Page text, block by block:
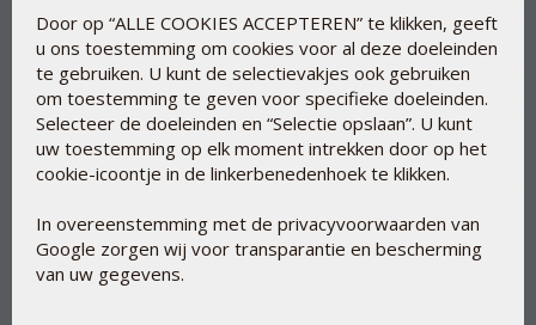
Door op “ALLE COOKIES ACCEPTEREN” te klikken, geeft
u ons toestemming om cookies voor al deze doeleinden
te gebruiken. U kunt de selectievakjes ook gebruiken
om toestemming te geven voor specifieke doeleinden.
Selecteer de doeleinden en “Selectie opslaan”. U kunt
uw toestemming op elk moment intrekken door op het
cookie-icoontje in de linkerbenedenhoek te klikken.
In overeenstemming met de privacyvoorwaarden van
Google zorgen wij voor transparantie en bescherming
van uw gegevens.